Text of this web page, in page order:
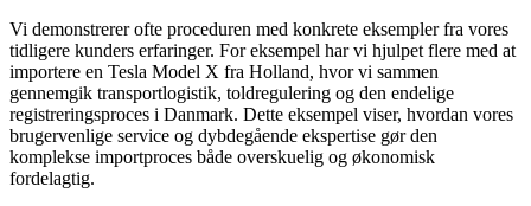
Vi demonstrerer ofte proceduren med konkrete eksempler fra vores
tidligere kunders erfaringer. For eksempel har vi hjulpet flere med at
importere en Tesla Model X fra Holland, hvor vi sammen
gennemgik transportlogistik, toldregulering og den endelige
registreringsproces i Danmark. Dette eksempel viser, hvordan vores
brugervenlige service og dybdegående ekspertise gør den
komplekse importproces både overskuelig og økonomisk
fordelagtig.